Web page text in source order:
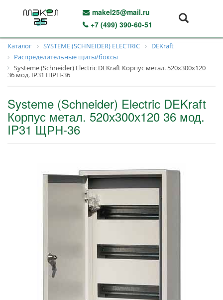
makel25@mail.ru
+7 (499) 390-60-51
Каталог SYSTEME (SCHNEIDER) ELECTRIC
DEKraft
Распределительные щиты/боксы
Systeme (Schneider) Electric DEKraft Корпус метал. 520х300х120
36 мод. IP31 ЩРН-36
Systeme (Schneider) Electric DEKraft
Корпус метал. 520х300х120 36 мод.
IP31 ЩРН-36